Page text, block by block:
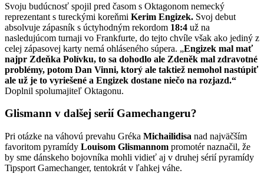
Svoju budúcnosť spojil pred časom s Oktagonom nemecký
reprezentant s tureckými koreňmi Kerim Engizek. Svoj debut
absolvuje zápasník s úctyhodným rekordom 18:4 už na
nasledujúcom turnaji vo Frankfurte, do tejto chvíle však ako jediný z
celej zápasovej karty nemá ohláseného súpera. „Engizek mal mať
najpr Zdeňka Polívku, to sa dohodlo ale Zdeněk mal zdravotné
problémy, potom Dan Vinni, ktorý ale taktiež nemohol nastúpiť
ale už je to vyriešené a Engizek dostane niečo na rozjazd.“
Doplnil spolumajiteľ Oktagonu.
Glismann v dalšej serií Gamechangeru?
Pri otázke na váhovú prevahu Gréka Michailidisa nad najväčším
favoritom pyramídy Louisom Glismannom promotér naznačil, že
by sme dánskeho bojovníka mohli vidieť aj v druhej sérií pyramídy
Tipsport Gamechanger, tentokrát v ľahkej váhe.